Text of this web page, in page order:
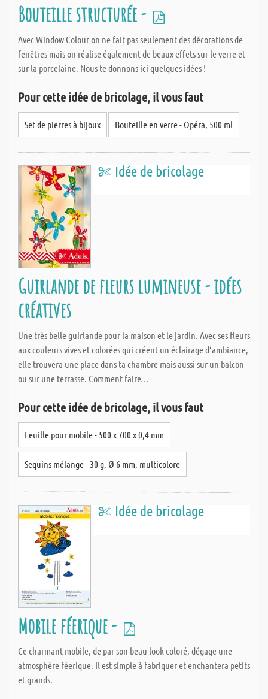
Bouteille structurée -
Avec Window Colour on ne fait pas seulement des décorations de
fenêtres mais on réalise également de beaux effets sur le verre et
sur la porcelaine. Nous te donnons ici quelques idées !
Pour cette idée de bricolage, il vous faut
Set de pierres à bijoux Bouteille en verre - Opéra, 500 ml
Idée de bricolage
Guirlande de fleurs lumineuse - idées
créatives
Une très belle guirlande pour la maison et le jardin. Avec ses fleurs
aux couleurs vives et colorées qui créent un éclairage d‘ambiance,
elle trouvera une place dans ta chambre mais aussi sur un balcon
ou sur une terrasse. Comment faire…
Pour cette idée de bricolage, il vous faut
Feuille pour mobile - 500 x 700 x 0,4 mm
Sequins mélange - 30 g, Ø 6 mm, multicolore
Idée de bricolage
Mobile féerique -
Ce charmant mobile, de par son beau look coloré, dégage une
atmosphère féerique. Il est simple à fabriquer et enchantera petits
et grands.